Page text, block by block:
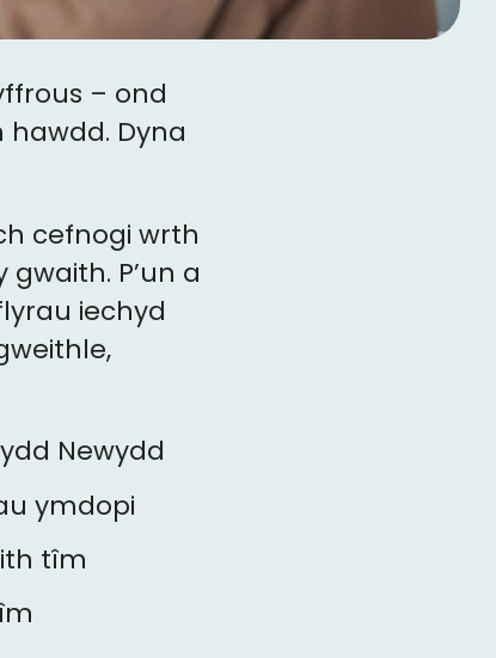
– ond
hawdd. Dyna
cefnogi wrth
P’un a
iechyd
Newydd
ymdopi
tîm